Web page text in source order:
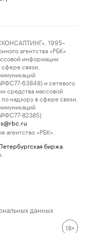
1995–
агентства «РБК»
информации
связи,
63848) и сетевого
средства массовой
надзору в сфере связи,
82385)
агентство «РБК».
биржа
данных
18+